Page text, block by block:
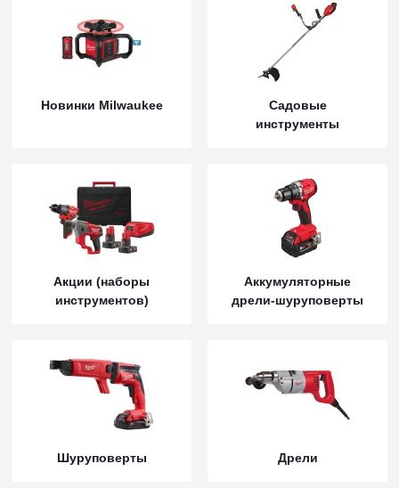
Новинки Milwaukee
Садовые
инструменты
Акции (наборы
инструментов)
Аккумуляторные
дрели-шуруповерты
Шуруповерты Дрели